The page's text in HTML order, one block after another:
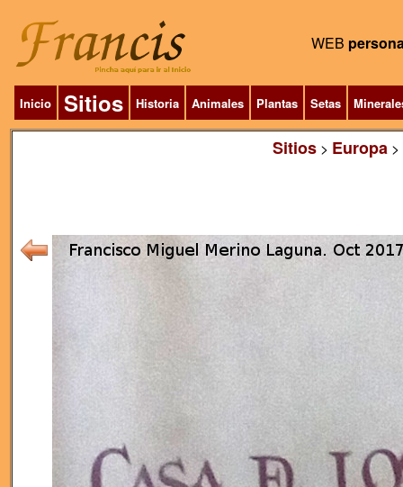
WEB
Inicio Sitios Historia Animales Plantas Setas
Sitios > Europa >